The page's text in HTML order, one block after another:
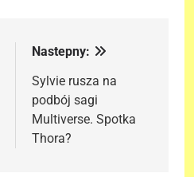
Nastepny:
Sylvie rusza na
podbój sagi
Multiverse. Spotka
Thora?